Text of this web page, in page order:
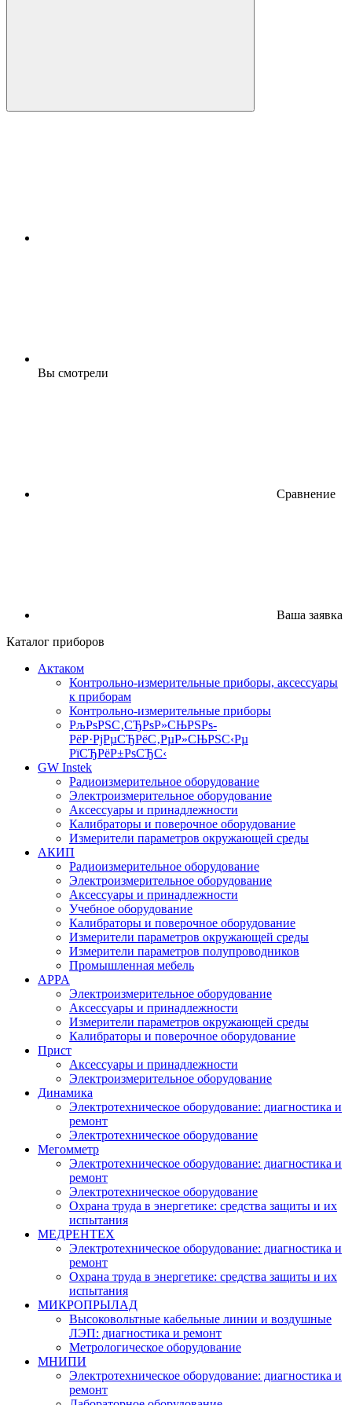
Вы смотрели
Сравнение
Ваша заявка
Каталог приборов
Актаком
Контрольно-измерительные приборы, аксессуары
к приборам
Контрольно-измерительные приборы
РљРѕРЅС‚СЂРѕР»СЊРЅРѕ-
РёР·РјРµСЂРёС‚РµР»СЊРЅС‹Рµ
РїСЂРёР±РѕСЂС‹
GW Instek
Радиоизмерительное оборудование
Электроизмерительное оборудование
Аксессуары и принадлежности
Калибраторы и поверочное оборудование
Измерители параметров окружающей среды
АКИП
Радиоизмерительное оборудование
Электроизмерительное оборудование
Аксессуары и принадлежности
Учебное оборудование
Калибраторы и поверочное оборудование
Измерители параметров окружающей среды
Измерители параметров полупроводников
Промышленная мебель
APPA
Электроизмерительное оборудование
Аксессуары и принадлежности
Измерители параметров окружающей среды
Калибраторы и поверочное оборудование
Прист
Аксессуары и принадлежности
Электроизмерительное оборудование
Динамика
Электротехническое оборудование: диагностика и
ремонт
Электротехническое оборудование
Мегомметр
Электротехническое оборудование: диагностика и
ремонт
Электротехническое оборудование
Охрана труда в энергетике: средства защиты и их
испытания
МЕДРЕНТЕХ
Электротехническое оборудование: диагностика и
ремонт
Охрана труда в энергетике: средства защиты и их
испытания
МИКРОПРЫЛАД
Высоковольтные кабельные линии и воздушные
ЛЭП: диагностика и ремонт
Метрологическое оборудование
МНИПИ
Электротехническое оборудование: диагностика и
ремонт